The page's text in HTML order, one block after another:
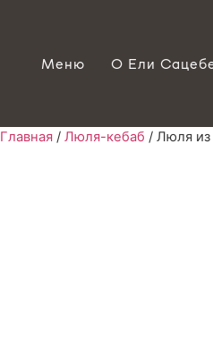
Меню О Ели
Главная / Люля-кебаб / Люля